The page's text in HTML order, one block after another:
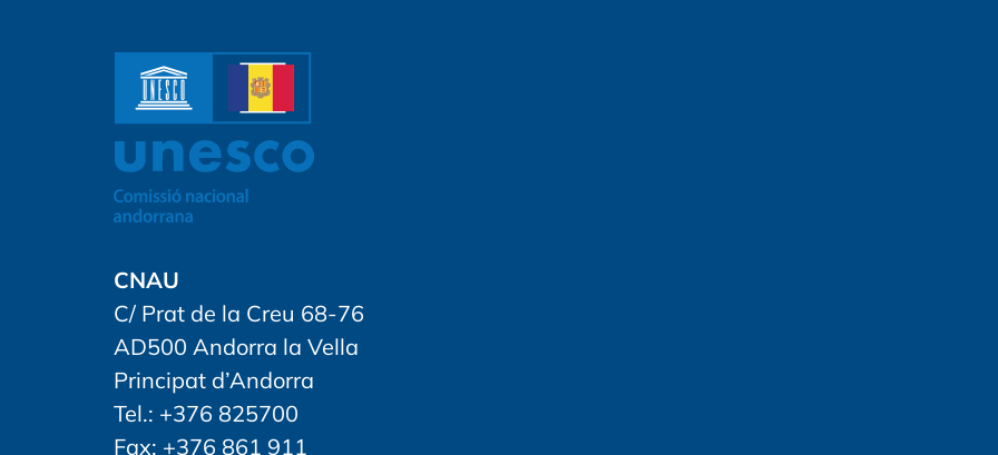
CNAU
C/ Prat de la Creu 68-76
AD500 Andorra la Vella
Principat d’Andorra
Tel.: +376 825700
Fax: +376 861 911